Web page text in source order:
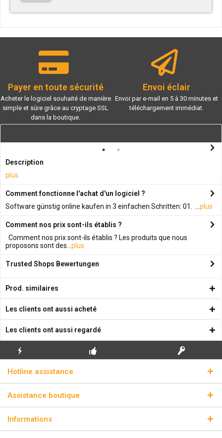
Payer en toute sécurité
Acheter le logiciel souhaité de manière
simple et sûre grâce au cryptage SSL
dans la boutique.
Envoi éclair
Envoi par e-mail en 5 à 30 minutes et
téléchargement immédiat.
Description
plus
Comment fonctionne l'achat d'un logiciel ?
Software günstig online kaufen in 3 einfachen Schritten: 01. ... plus
Comment nos prix sont-ils établis ?
Comment nos prix sont-ils établis ? Les produits que nous
proposons sont des... plus
Trusted Shops Bewertungen
Prod. similaires
Les clients ont aussi acheté
Les clients ont aussi regardé
ÉCLAIR
Hotline assistance
Assistance boutique
Informations